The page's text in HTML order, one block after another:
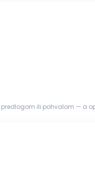
ili pohvalom — a